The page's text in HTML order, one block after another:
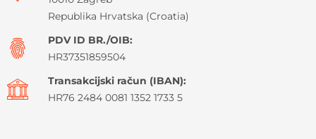
Republika Hrvatska (Croatia)
PDV ID BR./OIB:
HR37351859504
Transakcijski račun (IBAN):
HR76 2484 0081 1352 1733 5